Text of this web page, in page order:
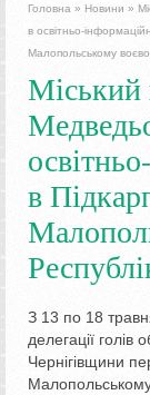
Головна » Новини »
в освітньо-
Малопольському
Міський
в
З 13 по 18
делегації голів
Чернігівщини